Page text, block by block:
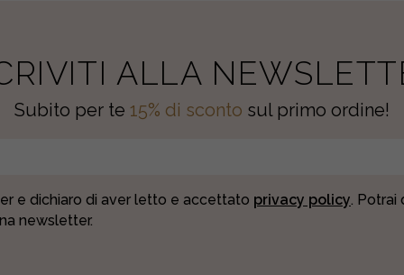
ALLA
Subito per te 15% di sconto sul primo ordine!
e dichiaro di aver letto e accettato privacy policy. Potrai
newsletter.